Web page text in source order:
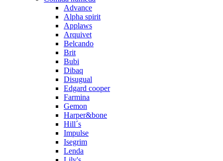
Advance
Alpha spirit
Applaws
Arquivet
Belcando
Brit
Bubi
Dibaq
Disugual
Edgard cooper
Farmina
Gemon
Harper&bone
Hill´s
Impulse
Isegrim
Lenda